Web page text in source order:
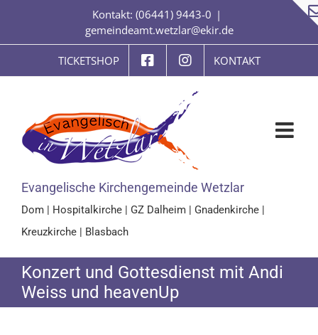
springen
Kontakt: (06441) 9443-0 |
gemeindeamt.wetzlar@ekir.de
TICKETSHOP KONTAKT
Evangelische Kirchengemeinde Wetzlar
Dom | Hospitalkirche | GZ Dalheim | Gnadenkirche |
Kreuzkirche | Blasbach
Konzert und Gottesdienst mit Andi
Weiss und heavenUp